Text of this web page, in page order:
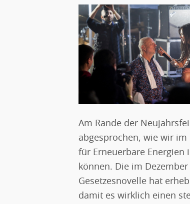
Am Rande der
abgesprochen, wie wir im
für Erneuerbare Energien
können. Die im
Gesetzesnovelle hat
damit es wirklich einen